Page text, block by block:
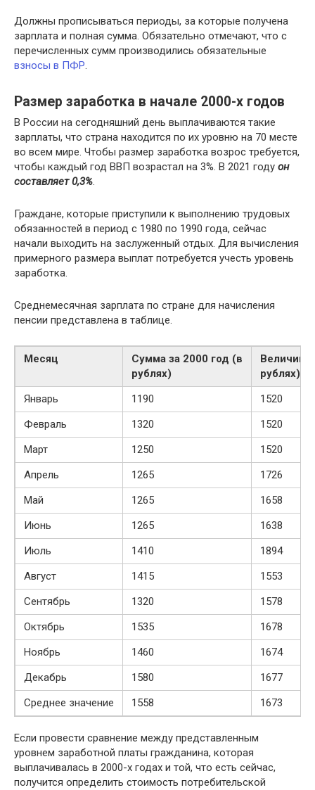
Должны прописываться периоды, за которые получена
зарплата и полная сумма. Обязательно отмечают, что с
перечисленных сумм производились обязательные
взносы в ПФР.
Размер заработка в начале 2000-х годов
В России на сегодняшний день выплачиваются такие
зарплаты, что страна находится по их уровню на 70 месте
во всем мире. Чтобы размер заработка возрос требуется,
чтобы каждый год ВВП возрастал на 3%. В 2021 году он
составляет 0,3%.
Граждане, которые приступили к выполнению трудовых
обязанностей в период с 1980 по 1990 года, сейчас
начали выходить на заслуженный отдых. Для вычисления
примерного размера выплат потребуется учесть уровень
заработка.
Среднемесячная зарплата по стране для начисления
пенсии представлена в таблице.
Месяц
Сумма за 2000 год (в
рублях)
Величина
рублях)
Январь
1190
1520
Февраль
1320
1520
Март
1250
1520
Апрель
1265
1726
Май
1265
1658
Июнь
1265
1638
Июль
1410
1894
Август
1415
1553
Сентябрь
1320
1578
Октябрь
1535
1678
Ноябрь
1460
1674
Декабрь
1580
1677
Среднее значение
1558 1673
Если провести сравнение между представленным
уровнем заработной платы гражданина, которая
выплачивалась в 2000-х годах и той, что есть сейчас,
получится определить стоимость потребительской